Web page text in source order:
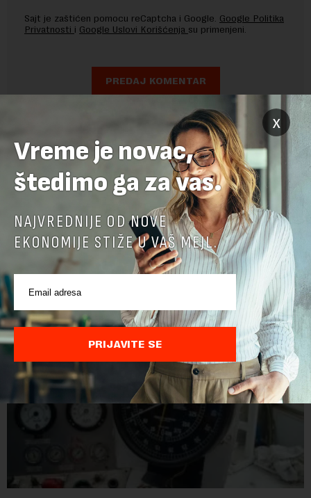
Sajt je zaštićen pomocu reCaptcha i Google. Google Politika
Privatnosti i Google Uslovi Korišćenja su primenjeni.
POVEZANI SADRŽAJI
x
Vreme je novac,
štedimo ga za vas.
NAJVREDNIJE OD NOVE
EKONOMIJE STIŽE U VAŠ MEJL.
PRIJAVITE SE